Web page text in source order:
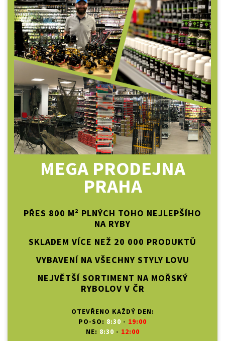
MEGA PRODEJNA
PRAHA
PŘES 800 M² PLNÝCH TOHO NEJLEPŠÍHO
NA RYBY
SKLADEM VÍCE NEŽ 20 000 PRODUKTŮ
VYBAVENÍ NA VŠECHNY STYLY LOVU
NEJVĚTŠÍ SORTIMENT NA MOŘSKÝ
RYBOLOV V ČR
OTEVŘENO KAŽDÝ DEN:
PO-SO: 8:30 - 19:00
NE: 8:30 - 12:00